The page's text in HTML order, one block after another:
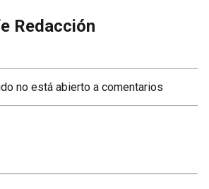
Redacción
no está abierto a comentarios